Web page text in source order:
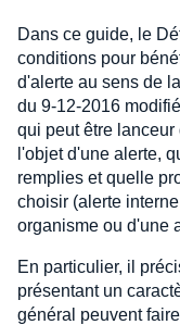
Dans ce guide, le
conditions pour
d'alerte au sens de
du 9-12-2016
qui peut être
l'objet d'une alerte,
remplies et quelle
choisir (alerte
organisme ou d'une
En particulier, il
présentant un
général peuvent